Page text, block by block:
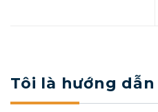
Tôi là hướng dẫn